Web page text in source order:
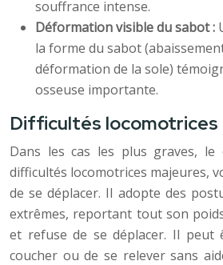
souffrance intense.
Déformation visible du sabot :
la forme du sabot
déformation de la sole)
osseuse importante.
Difficultés
Dans les cas les plus graves, le
difficultés locomotrices majeures,
de se déplacer. Il adopte des
extrêmes, reportant tout son
et refuse de se déplacer. Il peut
coucher ou de se relever sans